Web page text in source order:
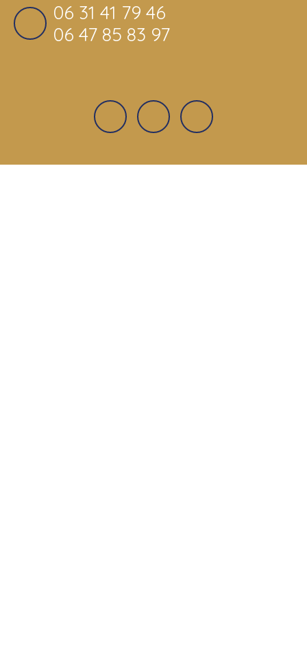
06 31 41 79 46
06 47 85 83 97